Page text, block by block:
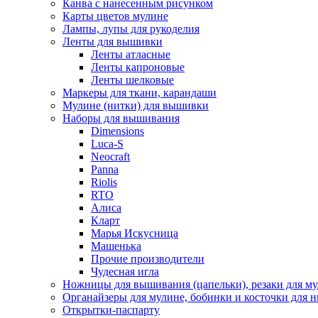
Канва с нанесенным рисунком
Карты цветов мулине
Лампы, лупы для рукоделия
Ленты для вышивки
Ленты атласные
Ленты капроновые
Ленты шелковые
Маркеры для ткани, карандаши
Мулине (нитки) для вышивки
Наборы для вышивания
Dimensions
Luca-S
Neocraft
Panna
Riolis
RTO
Алиса
Кларт
Марья Искусница
Машенька
Прочие производители
Чудесная игла
Ножницы для вышивания (цапельки), резаки для
Органайзеры для мулине, бобинки и косточки для
Открытки-паспарту